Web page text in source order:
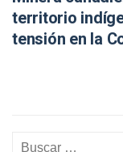
territorio
tensión en la